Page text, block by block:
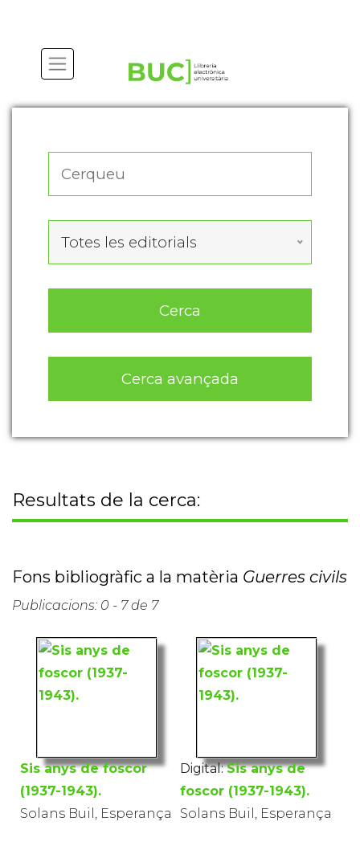
Totes les editorials
Cerca
Cerca avançada
Resultats de la cerca:
Fons bibliogràfic a la matèria Guerres civils
Publicacions: 0 - 7 de 7
Sis anys de foscor
(1937-1943).
Solans Buil, Esperança
Digital: Sis anys de
foscor (1937-1943).
Solans Buil, Esperança